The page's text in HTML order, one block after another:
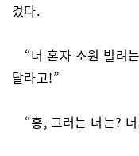
겼다.
“너 혼자 소원 빌려
달라고!”
“흥, 그러는 너는?